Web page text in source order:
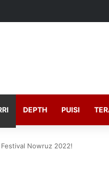
DEPTH PUISI
Festival Nowruz 2022!